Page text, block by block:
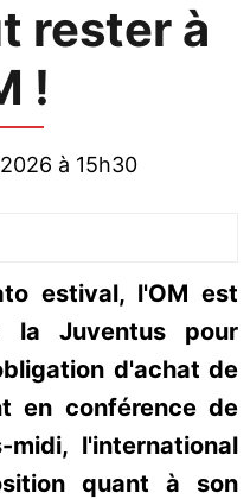
rester à
!
à 15h30
estival, l'OM est
la Juventus pour
d'achat de
en conférence de
l'international
quant à son